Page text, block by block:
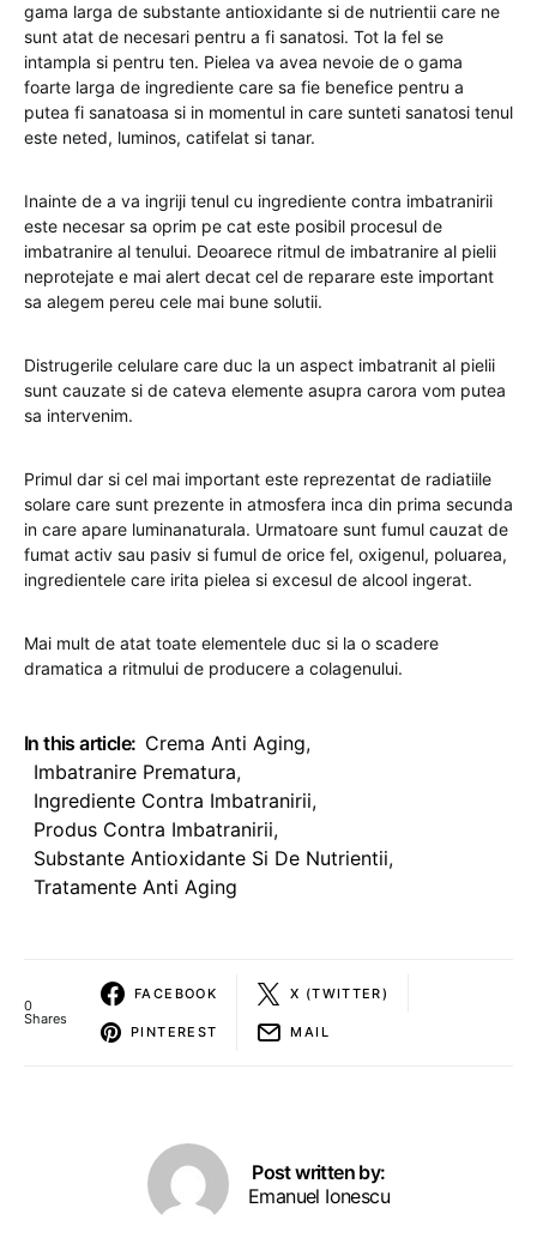
gama larga de substante antioxidante si de nutrientii care ne
sunt atat de necesari pentru a fi sanatosi. Tot la fel se
intampla si pentru ten. Pielea va avea nevoie de o gama
foarte larga de ingrediente care sa fie benefice pentru a
putea fi sanatoasa si in momentul in care sunteti sanatosi tenul
este neted, luminos, catifelat si tanar.
Inainte de a va ingriji tenul cu ingrediente contra imbatranirii
este necesar sa oprim pe cat este posibil procesul de
imbatranire al tenului. Deoarece ritmul de imbatranire al pielii
neprotejate e mai alert decat cel de reparare este important
sa alegem pereu cele mai bune solutii.
Distrugerile celulare care duc la un aspect imbatranit al pielii
sunt cauzate si de cateva elemente asupra carora vom putea
sa intervenim.
Primul dar si cel mai important este reprezentat de radiatiile
solare care sunt prezente in atmosfera inca din prima secunda
in care apare luminanaturala. Urmatoare sunt fumul cauzat de
fumat activ sau pasiv si fumul de orice fel, oxigenul, poluarea,
ingredientele care irita pielea si excesul de alcool ingerat.
Mai mult de atat toate elementele duc si la o scadere
dramatica a ritmului de producere a colagenului.
In this article: Crema Anti Aging,
Imbatranire Prematura,
Ingrediente Contra Imbatranirii,
Produs Contra Imbatranirii,
Substante Antioxidante Si De Nutrientii,
Tratamente Anti Aging
0
Shares
FACEBOOK X (TWITTER)
PINTEREST MAIL
Post written by:
Emanuel Ionescu